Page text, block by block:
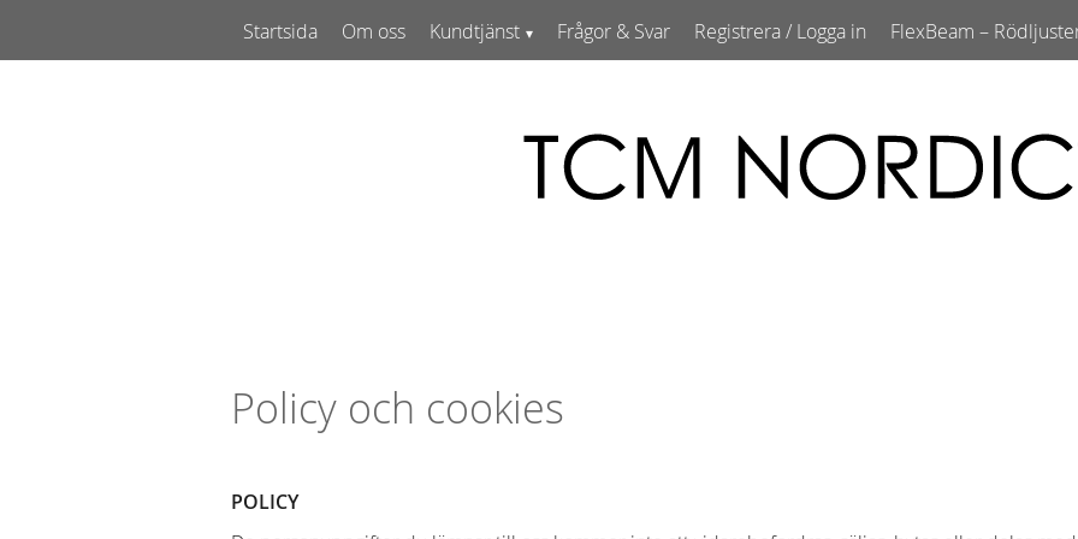
Startsida Om oss Kundtjänst Frågor & Svar Registrera / Logga in FlexBeam –
Policy och cookies
POLICY